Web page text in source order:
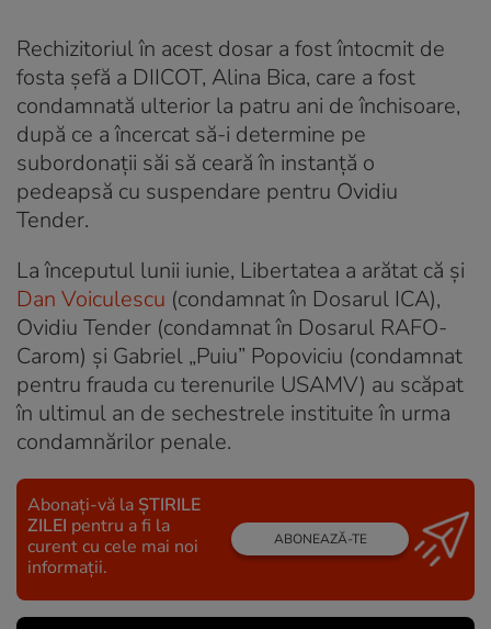
Rechizitoriul în acest dosar a fost întocmit de
fosta şefă a DIICOT, Alina Bica, care a fost
condamnată ulterior la patru ani de închisoare,
după ce a încercat să-i determine pe
subordonaţii săi să ceară în instanţă o
pedeapsă cu suspendare pentru Ovidiu
Tender.
La începutul lunii iunie, Libertatea a arătat că şi
Dan Voiculescu (condamnat în Dosarul ICA),
Ovidiu Tender (condamnat în Dosarul RAFO-
Carom) și Gabriel „Puiu” Popoviciu (condamnat
pentru frauda cu terenurile USAMV) au scăpat
în ultimul an de sechestrele instituite în urma
condamnărilor penale.
Abonați-vă la ȘTIRILE
ZILEI pentru a fi la
curent cu cele mai noi
informații.
ABONEAZĂ-TE